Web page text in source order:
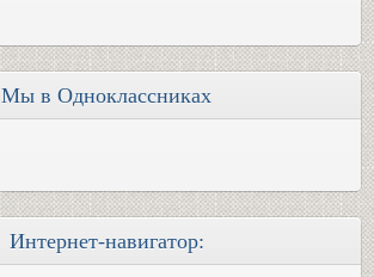
Мы в Одноклассниках
Интернет-навигатор: